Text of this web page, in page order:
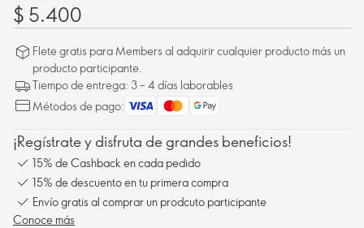
$ 5.400
Flete gratis para Members al adquirir cualquier producto más un
producto participante.
Tiempo de entrega: 3 – 4 días laborables
Métodos de pago:
¡Regístrate y disfruta de grandes beneficios!
15% de Cashback en cada pedido
15% de descuento en tu primera compra
Envío gratis al comprar un prodcuto participante
Conoce más